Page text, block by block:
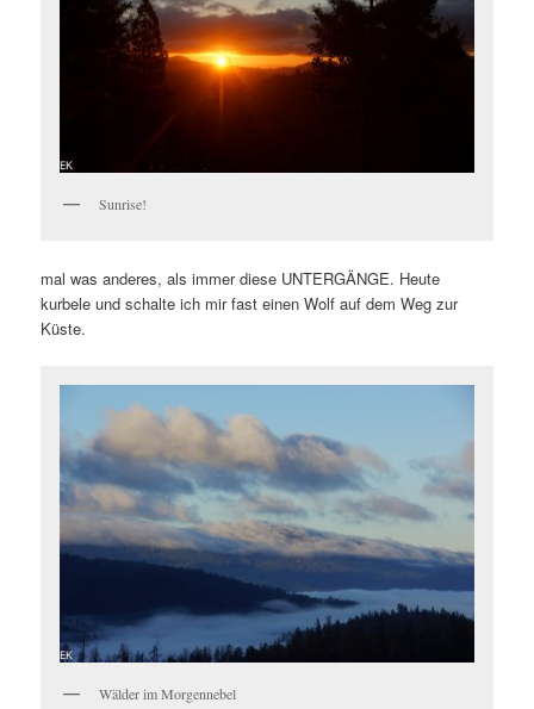
Sunrise!
mal was anderes, als immer diese UNTERGÄNGE. Heute
kurbele und schalte ich mir fast einen Wolf auf dem Weg zur
Küste.
Wälder im Morgennebel